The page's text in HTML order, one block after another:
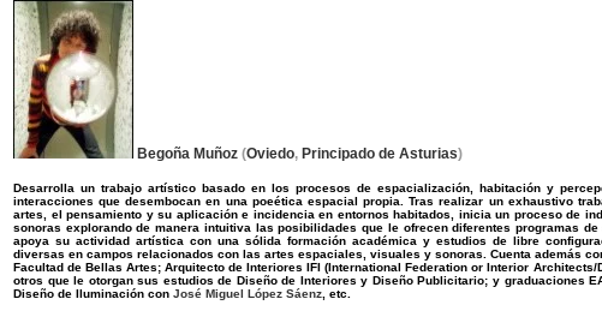
Begoña Muñoz (Oviedo, Principado de Asturias)
Desarrolla un trabajo artístico basado en los procesos de espacialización, habitación y
interacciones que desembocan en una poeética espacial propia. Tras realizar un exhaustivo
artes, el pensamiento y su aplicación e incidencia en entornos habitados, inicia un proceso de
sonoras explorando de manera intuitiva las posibilidades que le ofrecen diferentes programas
apoya su actividad artística con una sólida formación académica y estudios de libre
diversas en campos relacionados con las artes espaciales, visuales y sonoras. Cuenta además
Facultad de Bellas Artes; Arquitecto de Interiores IFI (International Federation or Interior
otros que le otorgan sus estudios de Diseño de Interiores y Diseño Publicitario; y graduaciones
Diseño de Iluminación con José Miguel López Sáenz , etc.